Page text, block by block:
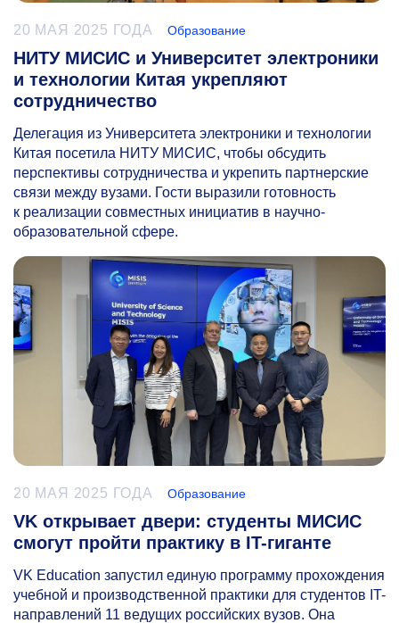
20 МАЯ 2025 ГОДА Образование
НИТУ МИСИС и Университет электроники
и технологии Китая укрепляют
сотрудничество
Делегация из Университета электроники и технологии
Китая посетила НИТУ МИСИС, чтобы обсудить
перспективы сотрудничества и укрепить партнерские
связи между вузами. Гости выразили готовность
к реализации совместных инициатив в научно-
образовательной сфере.
20 МАЯ 2025 ГОДА Образование
VK открывает двери: студенты МИСИС
смогут пройти практику в IT-гиганте
VK Education запустил единую программу прохождения
учебной и производственной практики для студентов IT-
направлений 11 ведущих российских вузов. Она